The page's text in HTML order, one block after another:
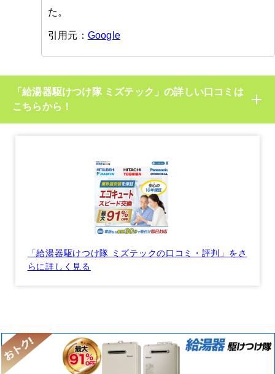
た。
引用元： Google
「給湯器駆けつけ隊 ミズテック」の詳しい口コミは
こちらから！
「給湯器駆けつけ隊 ミズテックの口コミ・評判」をさ
らに詳しく見る